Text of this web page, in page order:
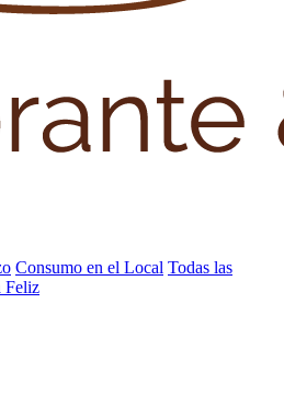
Consumo en el Local Todas las
Feliz